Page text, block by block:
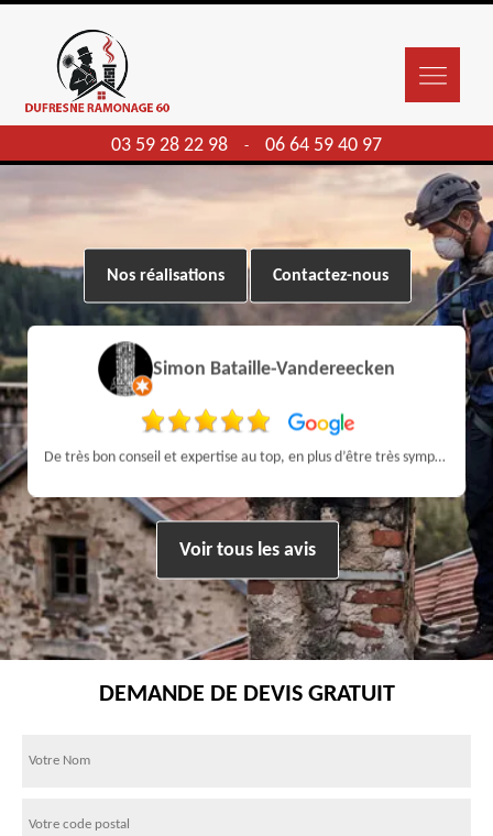
03 59 28 22 98 - 06 64 59 40 97
Nos réalisations Contactez-nous
Simon Bataille-Vandereecken
De très bon conseil et expertise au top, en plus d’être très sympathique, je recommande! Nous avons été bien aidés et renseignés sur quoi faire de notre insert et son entretien futur, merci :)
Voir tous les avis
DEMANDE DE DEVIS GRATUIT